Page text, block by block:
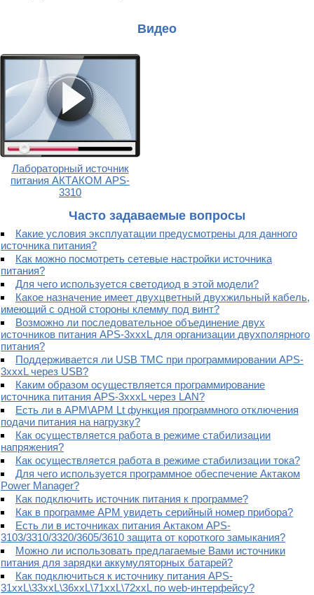
Видео
Лабораторный источник
питания АКТАКОМ APS-
3310
Часто задаваемые вопросы
Какие условия эксплуатации предусмотрены для данного
источника питания?
Как можно посмотреть сетевые настройки источника
питания?
Для чего используется светодиод в этой модели?
Какое назначение имеет двухцветный двухжильный кабель,
имеющий с одной стороны клемму под винт?
Возможно ли последовательное объединение двух
источников питания APS-3xxxL для организации двухполярного
питания?
Поддерживается ли USB TMC при программировании APS-
3xxxL через USB?
Каким образом осуществляется программирование
источника питания APS-3xxxL через LAN?
Есть ли в APM\APM Lt функция программного отключения
подачи питания на нагрузку?
Как осуществляется работа в режиме стабилизации
напряжения?
Как осуществляется работа в режиме стабилизации тока?
Для чего используется программное обеспечение Актаком
Power Manager?
Как подключить источник питания к программе?
Как в программе АРМ увидеть серийный номер прибора?
Есть ли в источниках питания Актаком APS-
3103/3310/3320/3605/3610 защита от короткого замыкания?
Можно ли использовать предлагаемые Вами источники
питания для зарядки аккумуляторных батарей?
Как подключиться к источнику питания APS-
31xxL\33xxL\36xxL\71ххL\72ххL по web-интерфейсу?